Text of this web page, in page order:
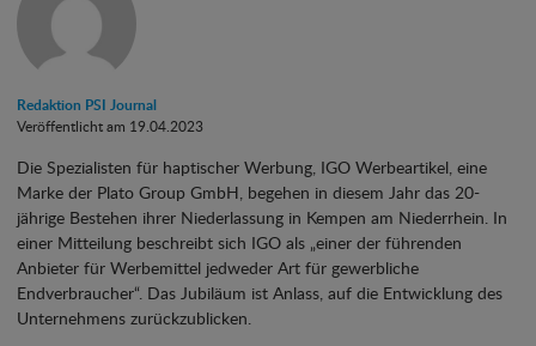
Redaktion PSI Journal
Veröffentlicht am 19.04.2023
Die Spezialisten für haptischer Werbung, IGO Werbeartikel, eine
Marke der Plato Group GmbH, begehen in diesem Jahr das 20-
jährige Bestehen ihrer Niederlassung in Kempen am Niederrhein. In
einer Mitteilung beschreibt sich IGO als „einer der führenden
Anbieter für Werbemittel jedweder Art für gewerbliche
Endverbraucher“. Das Jubiläum ist Anlass, auf die Entwicklung des
Unternehmens zurückzublicken.